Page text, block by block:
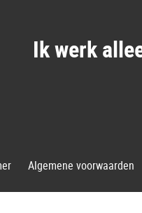
Ik werk
Algemene voorwaarden